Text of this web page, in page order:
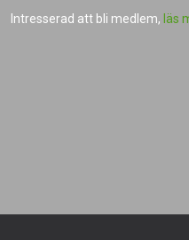
Intresserad att bli medlem, läs